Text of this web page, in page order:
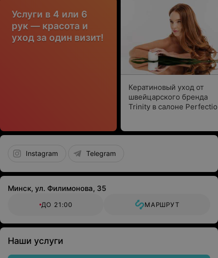
Услуги в 4 или 6
рук — красота и
уход за один визит!
Кератиновый уход от
швейцарского бренда
Trinity в салоне
Instagram Telegram
Минск, ул. Филимонова, 35
ДО 21:00 МАРШРУТ
Наши услуги